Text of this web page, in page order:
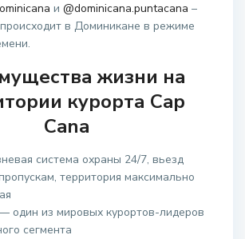
и @dominicana.puntacana –
в Доминикане в режиме
жизни на
курорта Cap
Cana
система охраны 24/7, вьезд
территория максимально
один из мировых курортов-лидеров
сегмента